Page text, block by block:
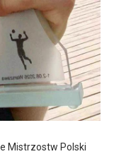
Mistrzostw Polski